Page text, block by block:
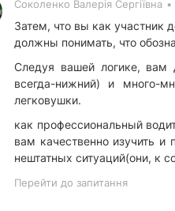
Соколенко Валерія Сергіївна •
Затем, что вы как участник
должны понимать, что
Следуя вашей логике, вам
всегда-нижний) и много-
легковушки.
как профессиональный
вам качественно изучить и
нештатных ситуаций(они, к
Перейти до запитання